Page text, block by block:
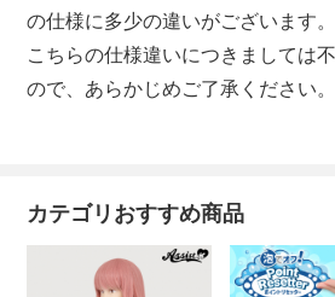
の仕様に多少の違いがございます。
こちらの仕様違いにつきましては
ので、あらかじめご了承ください。
カテゴリおすすめ商品